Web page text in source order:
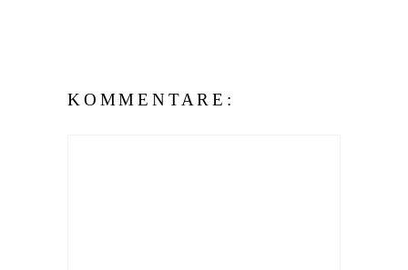
KOMMENTARE: